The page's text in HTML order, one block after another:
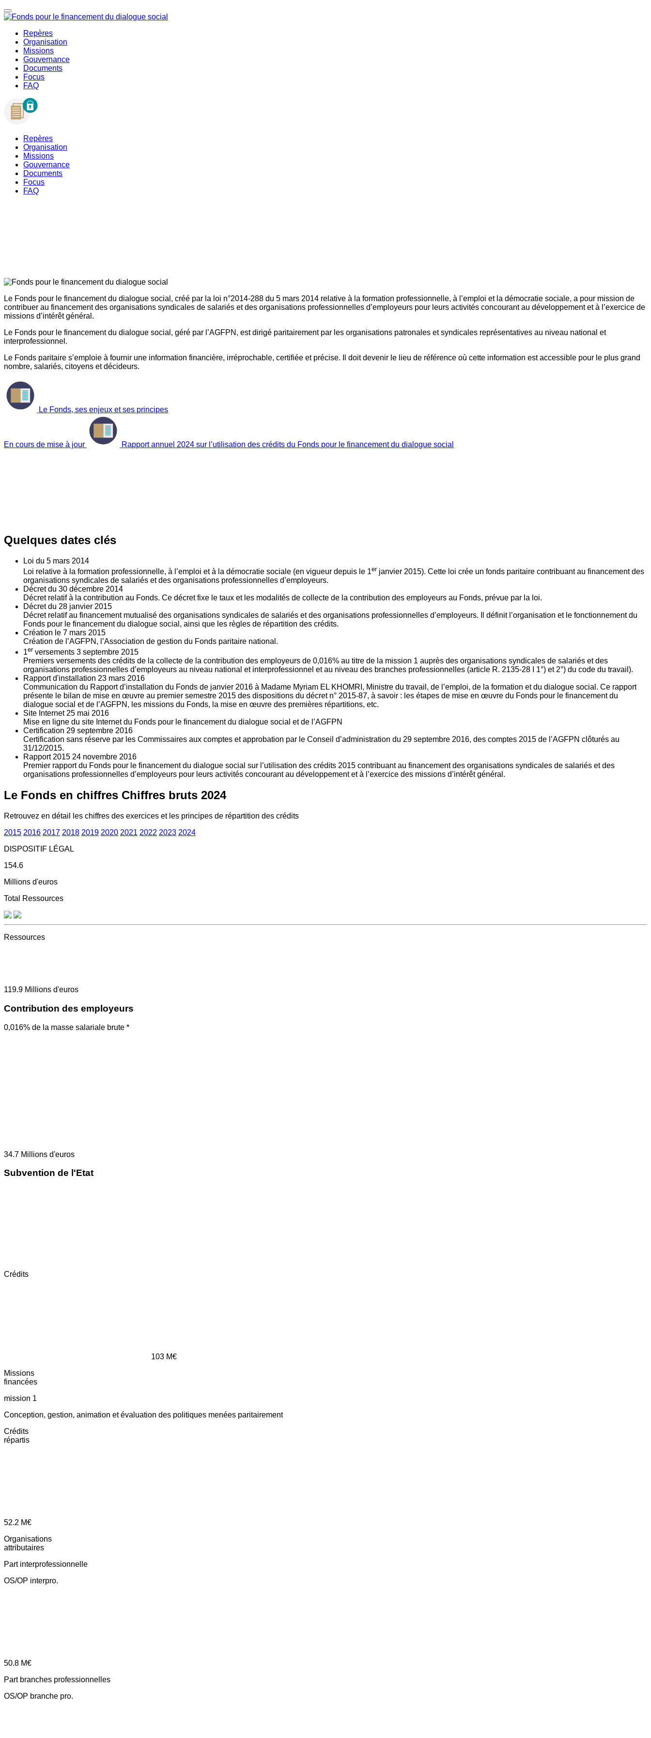
Repères
Organisation
Missions
Gouvernance
Documents
Focus
FAQ
Repères
Organisation
Missions
Gouvernance
Documents
Focus
FAQ
Le Fonds pour le financement du dialogue social, créé par la loi n°2014-288 du 5 mars 2014 relative à la formation professionnelle, à l’emploi et la démocratie sociale, a pour mission de
contribuer au financement des organisations syndicales de salariés et des organisations professionnelles d’employeurs pour leurs activités concourant au développement et à l’exercice de
missions d’intérêt général.
Le Fonds pour le financement du dialogue social, géré par l’AGFPN, est dirigé paritairement par les organisations patronales et syndicales représentatives au niveau national et
interprofessionnel.
Le Fonds paritaire s’emploie à fournir une information financière, irréprochable, certifiée et précise. Il doit devenir le lieu de référence où cette information est accessible pour le plus grand
nombre, salariés, citoyens et décideurs.
Le Fonds, ses enjeux et ses principes
En cours de mise à jour Rapport annuel 2024 sur l’utilisation des crédits du Fonds pour le financement du dialogue social
Quelques dates clés
Loi du 5 mars 2014
Loi relative à la formation professionnelle, à l’emploi et à la démocratie sociale (en vigueur depuis le 1er janvier 2015). Cette loi crée un fonds paritaire contribuant au financement des
organisations syndicales de salariés et des organisations professionnelles d’employeurs.
Décret du 30 décembre 2014
Décret relatif à la contribution au Fonds. Ce décret fixe le taux et les modalités de collecte de la contribution des employeurs au Fonds, prévue par la loi.
Décret du 28 janvier 2015
Décret relatif au financement mutualisé des organisations syndicales de salariés et des organisations professionnelles d’employeurs. Il définit l’organisation et le fonctionnement du
Fonds pour le financement du dialogue social, ainsi que les règles de répartition des crédits.
Création le 7 mars 2015
Création de l’AGFPN, l’Association de gestion du Fonds paritaire national.
1er versements 3 septembre 2015
Premiers versements des crédits de la collecte de la contribution des employeurs de 0,016% au titre de la mission 1 auprès des organisations syndicales de salariés et des
organisations professionnelles d’employeurs au niveau national et interprofessionnel et au niveau des branches professionnelles (article R. 2135‐28 I 1°) et 2°) du code du travail).
Rapport d'installation 23 mars 2016
Communication du Rapport d’installation du Fonds de janvier 2016 à Madame Myriam EL KHOMRI, Ministre du travail, de l’emploi, de la formation et du dialogue social. Ce rapport
présente le bilan de mise en œuvre au premier semestre 2015 des dispositions du décret n° 2015-87, à savoir : les étapes de mise en œuvre du Fonds pour le financement du
dialogue social et de l’AGFPN, les missions du Fonds, la mise en œuvre des premières répartitions, etc.
Site Internet 25 mai 2016
Mise en ligne du site Internet du Fonds pour le financement du dialogue social et de l’AGFPN
Certification 29 septembre 2016
Certification sans réserve par les Commissaires aux comptes et approbation par le Conseil d’administration du 29 septembre 2016, des comptes 2015 de l’AGFPN clôturés au
31/12/2015.
Rapport 2015 24 novembre 2016
Premier rapport du Fonds pour le financement du dialogue social sur l’utilisation des crédits 2015 contribuant au financement des organisations syndicales de salariés et des
organisations professionnelles d’employeurs pour leurs activités concourant au développement et à l’exercice des missions d’intérêt général.
Le Fonds en chiffres Chiffres bruts 2024
Retrouvez en détail les chiffres des exercices et les principes de répartition des crédits
2015 2016 2017 2018 2019 2020 2021 2022 2023 2024
DISPOSITIF LÉGAL
154.6
Millions d'euros
Total Ressources
Ressources
119.9 Millions d'euros
Contribution des employeurs
0,016% de la masse salariale brute *
34.7 Millions d'euros
Subvention de l'Etat
Crédits
103 M€
Missions
financées
mission 1
Conception, gestion, animation et évaluation des politiques menées paritairement
Crédits
répartis
52.2 M€
Organisations
attributaires
Part interprofessionnelle
OS/OP interpro.
50.8 M€
Part branches professionnelles
OS/OP branche pro.